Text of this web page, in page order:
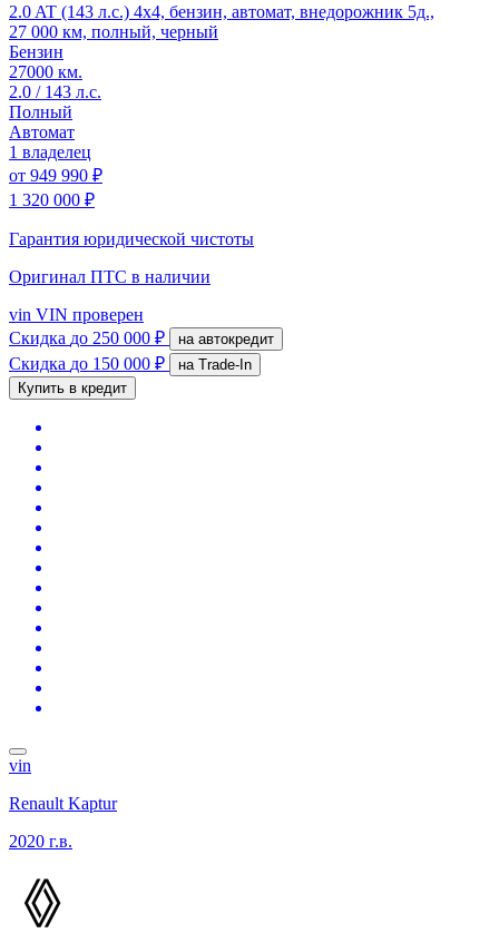
2.0 AT (143 л.с.) 4x4, бензин, автомат, внедорожник 5д.,
27 000 км, полный, черный
Бензин
27000 км.
2.0 / 143 л.с.
Полный
Автомат
1 владелец
от 949 990 ₽
1 320 000 ₽
Гарантия юридической чистоты
Оригинал ПТС в наличии
vin VIN проверен
Скидка до 250 000 ₽ на автокредит
Скидка до 150 000 ₽
на Trade-In
Купить в кредит
vin
Renault Kaptur
2020 г.в.